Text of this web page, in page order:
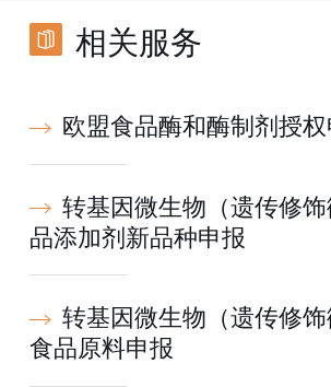
相关服务
欧盟食品酶和酶制剂授
转基因微生物（遗传修
品添加剂新品种申报
转基因微生物（遗传修
食品原料申报